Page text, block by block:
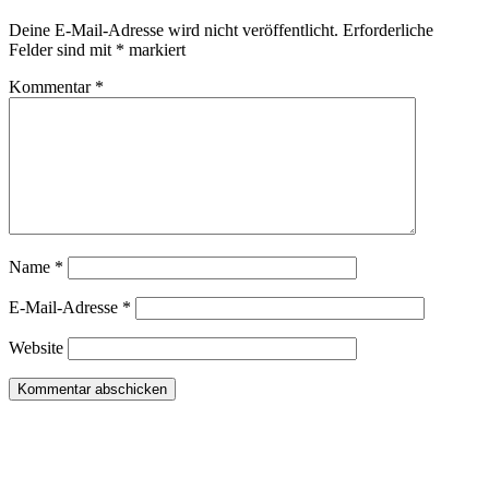
Deine E-Mail-Adresse wird nicht veröffentlicht. Erforderliche
Felder sind mit * markiert
Kommentar *
Name *
E-Mail-Adresse *
Website